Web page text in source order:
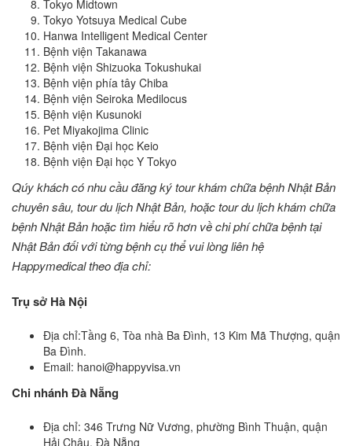
Tokyo Midtown
Tokyo Yotsuya Medical Cube
Hanwa Intelligent Medical Center
Bệnh viện Takanawa
Bệnh viện Shizuoka Tokushukai
Bệnh viện phía tây Chiba
Bệnh viện Seiroka Medilocus
Bệnh viện Kusunoki
Pet Miyakojima Clinic
Bệnh viện Đại học Keio
Bệnh viện Đại học Y Tokyo
Qúy khách có nhu cầu đăng ký tour khám chữa bệnh Nhật Bản
chuyên sâu, tour du lịch Nhật Bản, hoặc tour du lịch khám chữa
bệnh Nhật Bản hoặc tìm hiểu rõ hơn về chi phí chữa bệnh tại
Nhật Bản đối với từng bệnh cụ thể vui lòng liên hệ
Happymedical theo địa chỉ:
Trụ sở Hà Nội
Địa chỉ:Tầng 6, Tòa nhà Ba Đình, 13 Kim Mã Thượng, quận
Ba Đình.
Email: hanoi@happyvisa.vn
Chi nhánh Đà Nẵng
Địa chỉ: 346 Trưng Nữ Vương, phường Bình Thuận, quận
Hải Châu, Đà Nẵng